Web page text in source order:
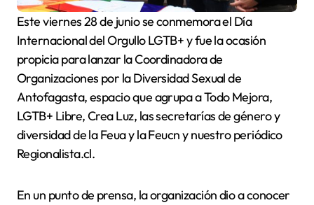
Este viernes 28 de junio se conmemora el Día
Internacional del Orgullo LGTB+ y fue la ocasión
propicia para lanzar la Coordinadora de
Organizaciones por la Diversidad Sexual de
Antofagasta, espacio que agrupa a Todo Mejora,
LGTB+ Libre, Crea Luz, las secretarías de género y
diversidad de la Feua y la Feucn y nuestro periódico
Regionalista.cl.
En un punto de prensa, la organización dio a conocer